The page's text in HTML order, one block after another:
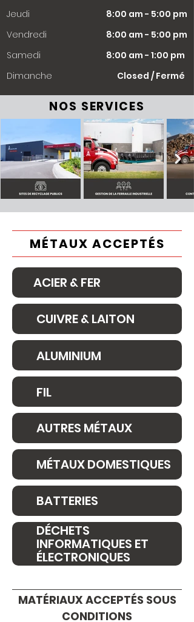
Jeudi
8:00 am - 5:00 pm
Vendredi
8:00 am - 5:00 pm
Samedi
8:00 am - 1:00 pm
​Dimanche
Closed / Fermé
NOS SERVICES
MÉTAUX ACCEPTÉS
ACIER & FER
CUIVRE & LAITON
ALUMINIUM
FIL
AUTRES MÉTAUX
MÉTAUX DOMESTIQUES
BATTERIES
DÉCHETS
INFORMATIQUES ET
ÉLECTRONIQUES
MATÉRIAUX ACCEPTÉS SOUS
CONDITIONS